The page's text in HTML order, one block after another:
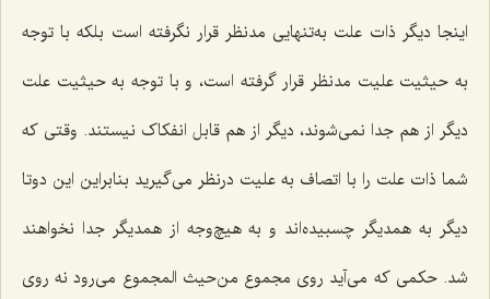
اینجا دیگر ذات علت به‌تنهایى مدنظر قرار نگرفته است بلکه با توجه
به حیثیت علیت مدنظر قرار گرفته است، و با توجه به حیثیت علت
دیگر از هم جدا نمى‌شوند، دیگر از هم قابل انفکاک نیستند. وقتى ‌که
شما ذات علت را با اتصاف به علیت درنظر مى‌گیرید بنابراین این دوتا
دیگر به همدیگر چسبیده‌اند و به هیچ‌وجه از همدیگر جدا نخواهند
شد. حکمى که مى‌آید روى مجموع من‌حیث المجموع مى‌رود نه روى